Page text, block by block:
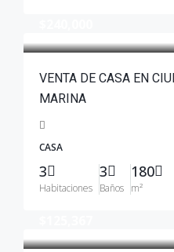
VENTA DE CASA EN
MARINA
CASA
3
Habitaciones
3
Baños
180
m²